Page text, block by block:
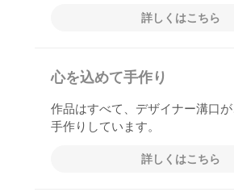
詳しくはこちら
心を込めて手作り
作品はすべて、デザイナー溝口
手作りしています。
詳しくはこちら